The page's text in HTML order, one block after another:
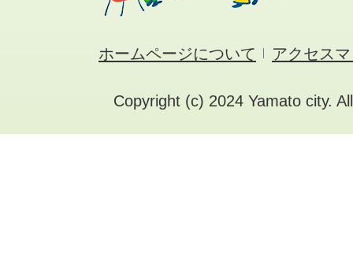
ホームページについて アクセス
Copyright (c) 2024 Yamato city.